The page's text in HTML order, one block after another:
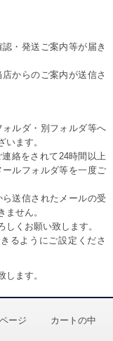
・発送ご案内等が届き
からのご案内が送信さ
ルダ・別フォルダ等へ
ます。
絡をされて24時間以上
ルフォルダ等を一度ご
送信されたメールの受
せん。
くお願い致します。
るようにご設定くださ
ます。
ージ カートの中